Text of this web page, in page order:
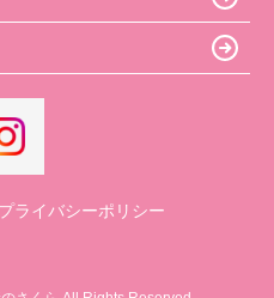
ライバシーポリシー